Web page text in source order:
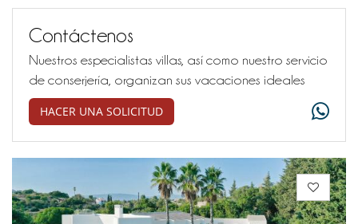
Contáctenos
Nuestros especialistas villas, así como nuestro servicio
de conserjería, organizan sus vacaciones ideales
HACER UNA SOLICITUD